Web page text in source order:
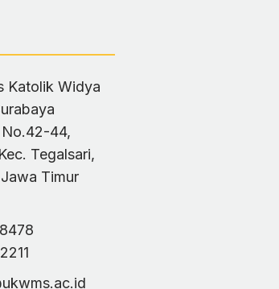
Katolik Widya
44,
Tegalsari,
Timur